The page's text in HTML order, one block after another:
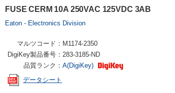
FUSE CERM 10A 250VAC 125VDC 3AB
Eaton - Electronics Division
マルツコード： M1174-2350
DigiKey製品番号： 283-3185-ND
品質ランク： A(DigiKey)
データシート